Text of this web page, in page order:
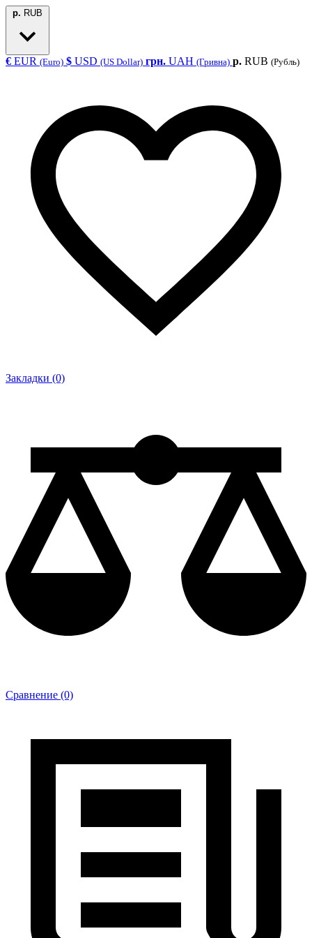
р. RUB
€ EUR (Euro) $ USD (US Dollar) грн. UAH (Гривна) р. RUB (Рубль)
Закладки (0)
Сравнение (0)